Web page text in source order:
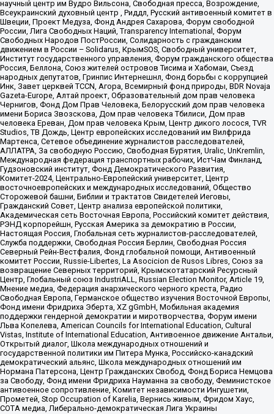
научный центр им Вудро Вильсона, Свободная пресса, Возрождение,
Всеукраинский духовный центр , Риддл, Русский антивоенный комитет в
Швеции, Проект Медуза, Фонд Андрея Сахарова, Форум свободной
России, Лига Свободных Наций, Transparеncy International, Форум
Свободных Народов ПостРоссии, Солидарность с гражданским
движением в России – Solidarus, КрымSOS, Свободный университет,
Институт государственного управления, Форум гражданского общества
Россия, Беллона, Союз жителей островов Тисима и Хабомаи, Съезд
народных депутатов, Гринпис Интернешнл, Фонд борьбы с коррупцией
Инк, Завет церквей TCCN, Агора, Всемирный фонд природы, BDR Novaja
Gazeta-Europe, Алтай проект, Образовательный дом прав человека
Чернигов, Фонд Дом Прав Человека, Белорусский дом прав человека
имени Бориса Звозскова, Дом прав человека Тбилиси, Дом прав
человека Ереван, Дом прав человека Крым, Центр дикого лосося, TVR
Studios, ТВ Дождь, Центр европейских исследований им Вилфрида
Мартенса, Сетевое объединение журналистов расследователей,
АЛЛАТРА, За свободную Россию, Свободная Бурятия, Uralic, UnKremlin,
Международная федерация транспортных рабочих, ИстЧам Финланд,
Гудзоновский институт, Фонд Демократического Развития,
Комитет-2024, Центрально-Европейский университет, Центр
восточноевропейских и международных исследований, Общество
Сторожевой башни, Библии и трактатов Свидетелей Иеговы,
Гражданский Совет, Центр анализа европейской политики,
Академическая сеть Восточная Европа, Российский комитет действия,
РЭНД корпорейшн, Русская Америка за демократию в России,
Настоящая Россия, Глобальная сеть журналистов-расследователей,
Служба поддержки, Свободная Россия Берлин, Свободная Россия
Северный Рейн-Вестфалия, Фонд глобальной помощи, Антивоенный
комитет России, Russie-Libertes, La Asocicion de Rusos Libres, Союз за
возвращение Северных территорий, Крымскотатарский Ресурсный
Центр, Глобальный союз IndustriALL, Russian Election Monitor, Article 19,
Мнение медиа, Федерация анархического черного креста, Радио
Свободная Европа, Германское общество изучения Восточной Европы,
Фонд имени Фридриха Эберта, XZ gGmbH, Мобильная академия
поддержки гендерной демократии и миротворчества, Форум имени
Льва Копелева, American Councils for International Education, Cultural
Vistas, Institute of International Education, Антивоенное движение Антальи,
Открытый диалог, Школа международных отношений и
государственной политики им Питера Мунка, Российско-канадский
демократический альянс, Школа международных отношений им
Нормана Патерсона, Центр Гражданских Свобод, Фонд Бориса Немцова
за Свободу, Фонд имени Фридриха Науманна за свободу, Феминистское
антивоенное сопротивление, Комитет независимости Ингушетии,
Прометей, Stop Occupation of Karelia, Вернись живым, Фридом Хаус,
СОТА медиа, Либерально-демократическая Лига Украины